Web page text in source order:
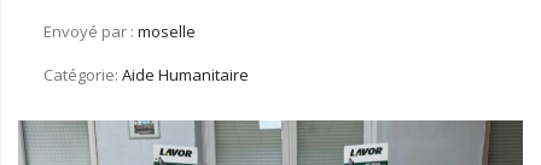
Envoyé par : moselle
Catégorie: Aide Humanitaire